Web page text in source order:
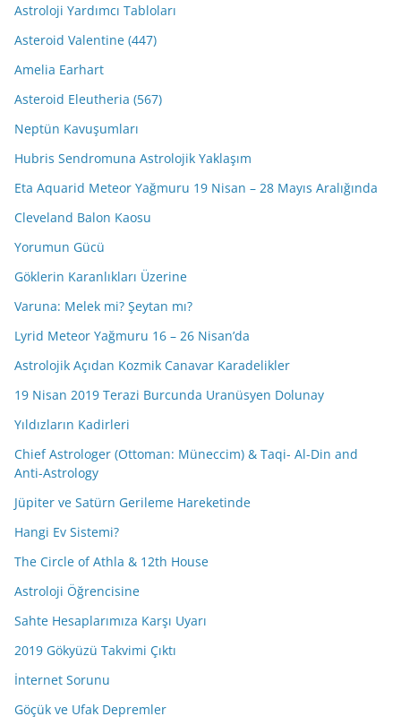
Astroloji Yardımcı Tabloları
Asteroid Valentine (447)
Amelia Earhart
Asteroid Eleutheria (567)
Neptün Kavuşumları
Hubris Sendromuna Astrolojik Yaklaşım
Eta Aquarid Meteor Yağmuru 19 Nisan – 28 Mayıs Aralığında
Cleveland Balon Kaosu
Yorumun Gücü
Göklerin Karanlıkları Üzerine
Varuna: Melek mi? Şeytan mı?
Lyrid Meteor Yağmuru 16 – 26 Nisan’da
Astrolojik Açıdan Kozmik Canavar Karadelikler
19 Nisan 2019 Terazi Burcunda Uranüsyen Dolunay
Yıldızların Kadirleri
Chief Astrologer (Ottoman: Müneccim) & Taqi- Al-Din and
Anti-Astrology
Jüpiter ve Satürn Gerileme Hareketinde
Hangi Ev Sistemi?
The Circle of Athla & 12th House
Astroloji Öğrencisine
Sahte Hesaplarımıza Karşı Uyarı
2019 Gökyüzü Takvimi Çıktı
İnternet Sorunu
Göçük ve Ufak Depremler